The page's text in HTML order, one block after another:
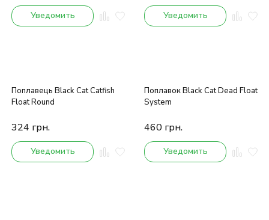
Уведомить Уведомить
Поплавець Black Cat Catfish
Float Round
324 грн.
Уведомить
Поплавок Black Cat Dead Float
System
460 грн.
Уведомить